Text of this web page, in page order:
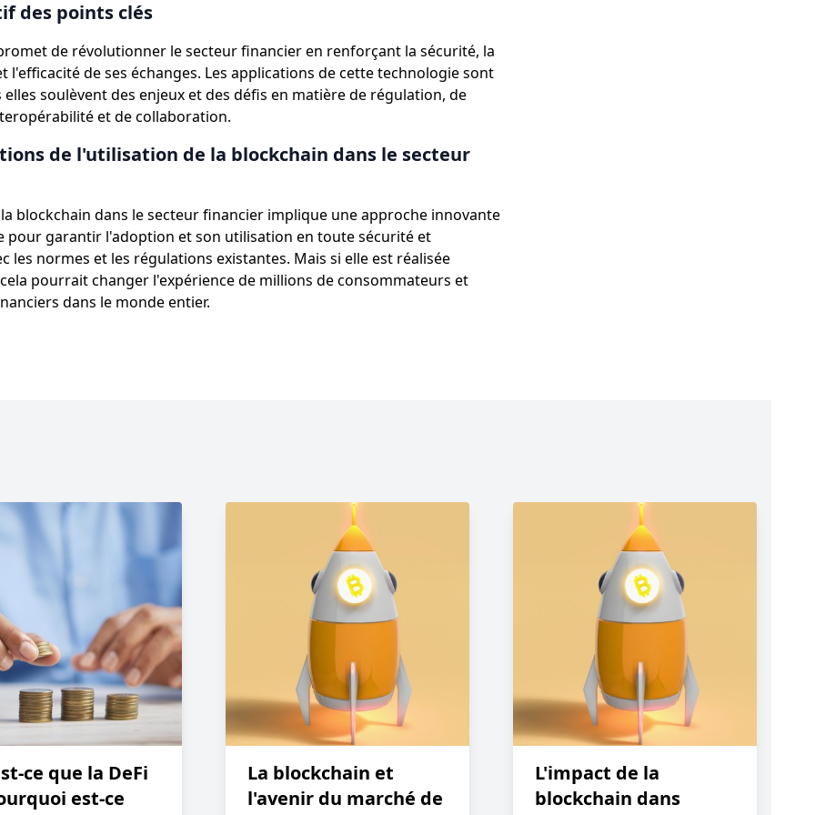
des points clés
de révolutionner le secteur financier en renforçant la sécurité, la
l'efficacité de ses échanges. Les applications de cette technologie sont
soulèvent des enjeux et des défis en matière de régulation, de
et de collaboration.
de l'utilisation de la blockchain dans le secteur
blockchain dans le secteur financier implique une approche innovante
pour garantir l'adoption et son utilisation en toute sécurité et
les normes et les régulations existantes. Mais si elle est réalisée
pourrait changer l'expérience de millions de consommateurs et
dans le monde entier.
ce que la DeFi
est-ce
La blockchain et
l'avenir du marché de
L'impact de la
blockchain dans